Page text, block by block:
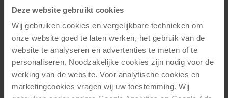
Deze website gebruikt cookies
Wij gebruiken cookies en vergelijkbare technieken om
onze website goed te laten werken, het gebruik van de
website te analyseren en advertenties te meten of te
personaliseren. Noodzakelijke cookies zijn nodig voor de
werking van de website. Voor analytische cookies en
marketingcookies vragen wij uw toestemming. Wij
Hoogte verstelbaar 65-130cm
Zeer stil (48 decibel geluid bij verstellen)
Met anti collision (bots beveiliging) met 3 standen
Spaarstand voor een laag energieverbruik